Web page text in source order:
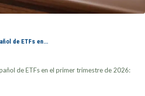
de ETFs en…
de ETFs en el primer trimestre de 2026: